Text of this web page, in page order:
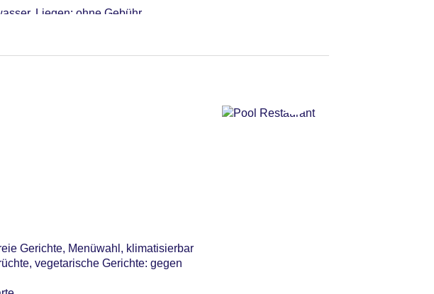
Liegen: ohne Gebühr
& Reservierung nicht notwendig
Gerichte, Menüwahl, klimatisierbar
vegetarische Gerichte: gegen